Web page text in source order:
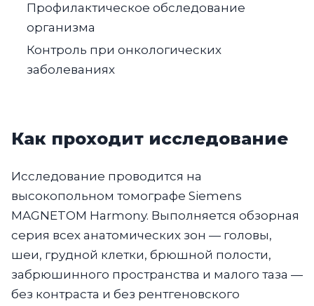
Профилактическое обследование
организма
Контроль при онкологических
заболеваниях
Как проходит исследование
Исследование проводится на
высокопольном томографе Siemens
MAGNETOM Harmony. Выполняется обзорная
серия всех анатомических зон — головы,
шеи, грудной клетки, брюшной полости,
забрюшинного пространства и малого таза —
без контраста и без рентгеновского